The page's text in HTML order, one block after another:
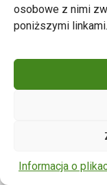
osobowe z nimi
poniższymi linkami.
Informacja o